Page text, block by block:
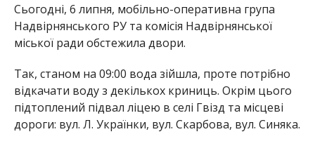
Сьогодні, 6 липня, мобільно-оперативна група
Надвірнянського РУ та комісія Надвірнянської
міської ради обстежила двори.
Так, станом на 09:00 вода зійшла, проте потрібно
відкачати воду з декількох криниць. Окрім цього
підтоплений підвал ліцею в селі Гвізд та місцеві
дороги: вул. Л. Українки, вул. Скарбова, вул. Синяка.